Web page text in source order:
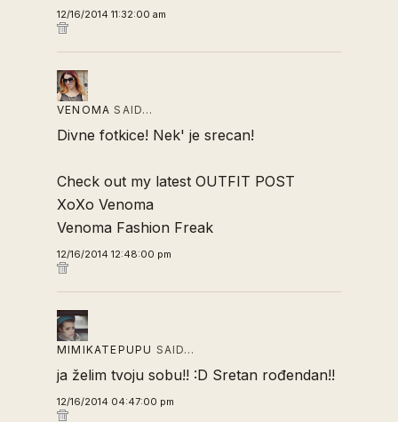
12/16/2014 11:32:00 am
VENOMA SAID…
Divne fotkice! Nek' je srecan!
Check out my latest OUTFIT POST
XoXo Venoma
Venoma Fashion Freak
12/16/2014 12:48:00 pm
MIMIKATEPUPU SAID…
ja želim tvoju sobu!! :D Sretan rođendan!!
12/16/2014 04:47:00 pm